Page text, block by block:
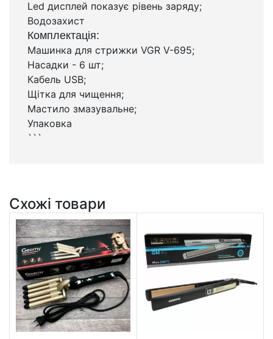
Led дисплей показує рівень заряду;
Водозахист
Комплектація:
Машинка для стрижки VGR V-695;
Насадки - 6 шт;
Кабель USB;
Щітка для чищення;
Мастило змазувальне;
Упаковка
```
Схожі товари